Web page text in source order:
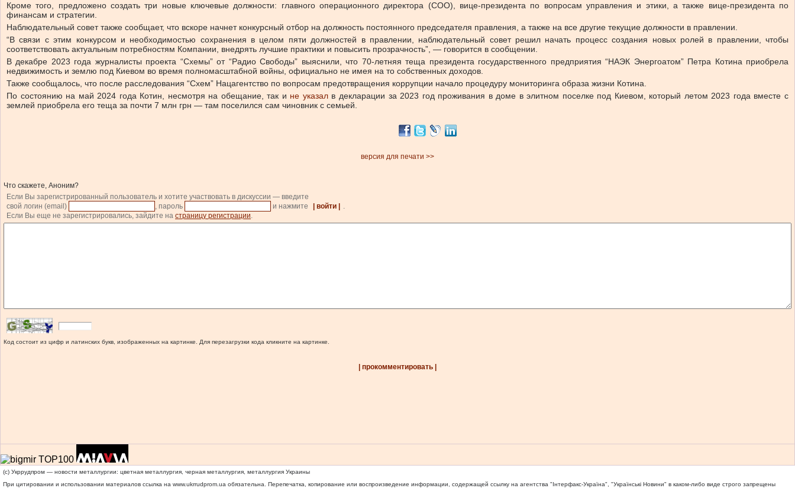
Кроме того, предложено создать три новые ключевые должности: главного операционного директора (COO), вице-президента по вопросам управления и этики, а также вице-президента по
финансам и стратегии.
Наблюдательный совет также сообщает, что вскоре начнет конкурсный отбор на должность постоянного председателя правления, а также на все другие текущие должности в правлении.
“В связи с этим конкурсом и необходимостью сохранения в целом пяти должностей в правлении, наблюдательный совет решил начать процесс создания новых ролей в правлении, чтобы
соответствовать актуальным потребностям Компании, внедрять лучшие практики и повысить прозрачность”, — говорится в сообщении.
В декабре 2023 года журналисты проекта “Схемы” от “Радио Свободы” выяснили, что 70-летняя теща президента государственного предприятия “НАЭК Энергоатом” Петра Котина приобрела
недвижимость и землю под Киевом во время полномасштабной войны, официально не имея на то собственных доходов.
Также сообщалось, что после расследования “Схем” Нацагентство по вопросам предотвращения коррупции начало процедуру мониторинга образа жизни Котина.
По состоянию на май 2024 года Котин, несмотря на обещание, так и не указалв декларации за 2023 год проживания в доме в элитном поселке под Киевом, который летом 2023 года вместе с
землей приобрела его теща за почти 7 млн грн — там поселился сам чиновник с семьей.
версия для печати >>
Что скажете, Аноним?
Если Вы зарегистрированный пользователь и хотите участвовать в дискуссии — введите
свой логин (email)
, пароль и нажмите | войти |
.
Если Вы еще не зарегистрировались, зайдите на страницу регистрации.
Код состоит из цифр и латинских букв, изображенных на картинке. Для перезагрузки кода кликните на картинке.
| прокомментировать |
(c) Укррудпром — новости металлургии: цветная металлургия, черная металлургия, металлургия Украины
При цитировании и использовании материалов ссылка на www.ukrrudprom.ua обязательна. Перепечатка, копирование или воспроизведение информации, содержащей ссылку на агентства "Iнтерфакс-Україна", "Українськi Новини" в каком-либо виде строго запрещены